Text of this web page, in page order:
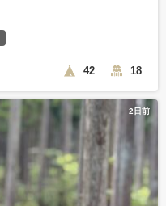
42 18
2日前